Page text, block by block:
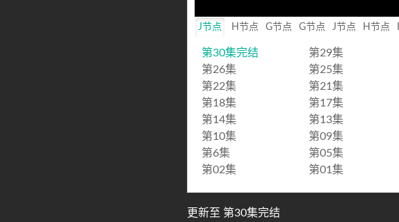
J节点 H节点 G节点 G节点 J节点 H节点
第30集完结 第29集
第26集
第25集
第22集
第21集
第18集
第17集
第14集
第13集
第10集
第09集
第6集
第05集
第02集
第01集
更新至 第30集完结